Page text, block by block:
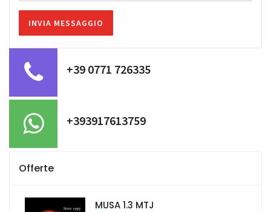
+39 0771 726335
+393917613759
Offerte
MUSA 1.3 MTJ